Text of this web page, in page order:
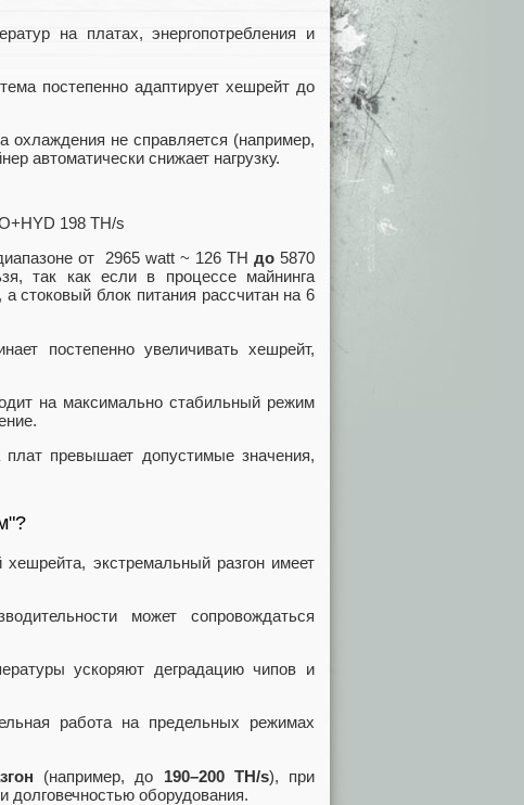
на платах, энергопотребления и
постепенно адаптирует хешрейт до
охлаждения не справляется (например,
автоматически снижает нагрузку.
198 TH/s
от 2965 watt ~ 126 TH до 5870
так как если в процессе майнинга
стоковый блок питания рассчитан на 6
постепенно увеличивать хешрейт,
на максимально стабильный режим
превышает допустимые значения,
хешрейта, экстремальный разгон имеет
может сопровождаться
ускоряют деградацию чипов и
работа на предельных режимах
(например, до 190–200 TH/s), при
долговечностью оборудования.